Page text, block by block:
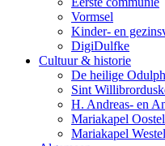
Vormsel
Kinder- en
DigiDulfke
Cultuur & historie
De heilige
Sint
H. Andreas- en
Mariakapel
Mariakapel